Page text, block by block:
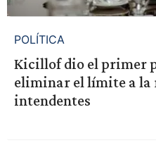
POLÍTICA
Kicillof dio el primer
eliminar el límite a la
intendentes